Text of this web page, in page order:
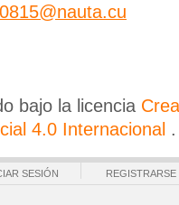
bajo la licencia
4.0 Internacional .
SESIÓN REGISTRARSE